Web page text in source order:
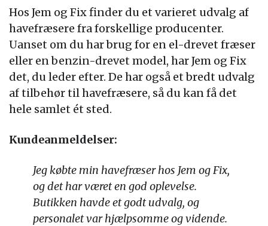
Hos Jem og Fix finder du et varieret udvalg af
havefræsere fra forskellige producenter.
Uanset om du har brug for en el-drevet fræser
eller en benzin-drevet model, har Jem og Fix
det, du leder efter. De har også et bredt udvalg
af tilbehør til havefræsere, så du kan få det
hele samlet ét sted.
Kundeanmeldelser:
Jeg købte min havefræser hos Jem og Fix,
og det har været en god oplevelse.
Butikken havde et godt udvalg, og
personalet var hjælpsomme og vidende.